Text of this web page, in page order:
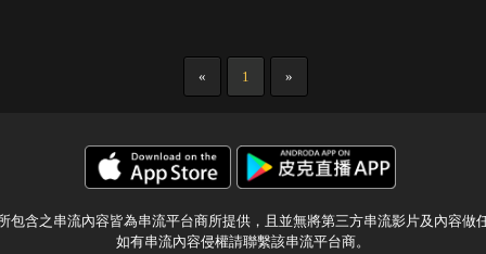
« 1 »
包含之串流內容皆為串流平台商所提供，且並無將第三方串流影片及內容做
如有串流內容侵權請聯繫該串流平台商。